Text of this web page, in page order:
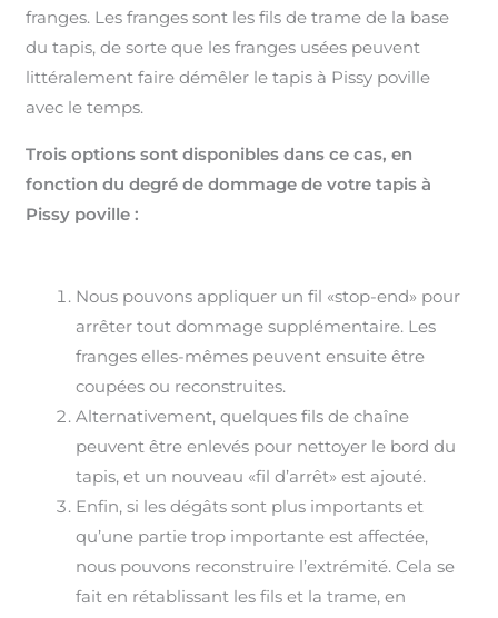
franges. Les franges sont les fils de trame de la base
du tapis, de sorte que les franges usées peuvent
littéralement faire démêler le tapis à Pissy poville
avec le temps.
Trois options sont disponibles dans ce cas, en
fonction du degré de dommage de votre tapis à
Pissy poville :
Nous pouvons appliquer un fil «stop-end» pour
arrêter tout dommage supplémentaire. Les
franges elles-mêmes peuvent ensuite être
coupées ou reconstruites.
Alternativement, quelques fils de chaîne
peuvent être enlevés pour nettoyer le bord du
tapis, et un nouveau «fil d’arrêt» est ajouté.
Enfin, si les dégâts sont plus importants et
qu’une partie trop importante est affectée,
nous pouvons reconstruire l’extrémité. Cela se
fait en rétablissant les fils et la trame, en